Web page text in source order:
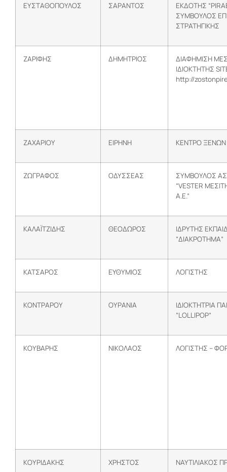
ΕΥΣΤΑΘΟΠΟΥΛΟΣ ΣΑΡΑΝΤΟΣ
ΕΚΔΟΤΗΣ
ΣΥΜΒΟΥΛΟΣ
ΣΤΡΑΤΗΓΙΚΗΣ
ΖΑΡΙΦΗΣ ΔΗΜΗΤΡΙΟΣ
ΔΙΑΦΗΜΙΣΗ
ΙΔΙΟΚΤΗΤΗΣ
http://
ΖΑΧΑΡΙΟΥ ΕΙΡΗΝΗ ΚΕΝΤΡΟ
ΖΩΓΡΑΦΟΣ ΟΔΥΣΣΕΑΣ
ΣΥΜΒΟΥΛΟΣ
“VESTER
Α.Ε.”
ΚΑΛΑΪΤΖΙΔΗΣ ΘΕΟΔΩΡΟΣ
ΙΔΡΥΤΗΣ
“ΔΙΑΚΡΟΤΗΜΑ”
ΚΑΤΣΑΡΟΣ ΕΥΘΥΜΙΟΣ ΛΟΓΙΣΤΗΣ
ΚΟΝΤΡΑΡΟΥ ΟΥΡΑΝΙΑ
ΙΔΙΟΚΤΗΤΡΙΑ
“LOLLIPOP”
ΚΟΥΒΑΡΗΣ ΝΙΚΟΛΑΟΣ ΛΟΓΙΣΤΗΣ –
ΚΟΥΡΙΔΑΚΗΣ ΧΡΗΣΤΟΣ ΝΑΥΤΙΛΙΑΚΟΣ